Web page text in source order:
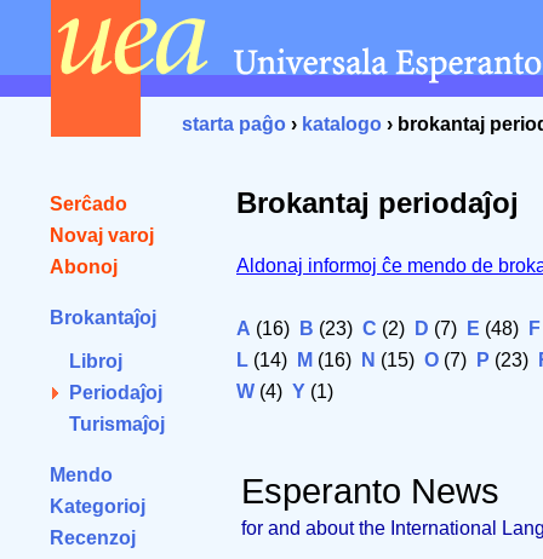
starta paĝo › katalogo › brokantaj
Serĉado
Novaj varoj
Abonoj
Brokantaĵoj
Libroj
Periodaĵoj
Turismaĵoj
Mendo
Kategorioj
Recenzoj
Brokantaj periodaĵoj
Aldonaj informoj ĉe mendo de
A (16) B (23) C (2) D (7) E (48) F
L (14) M (16) N (15) O (7) P (23)
W (4) Y (1)
Esperanto News
for and about the International